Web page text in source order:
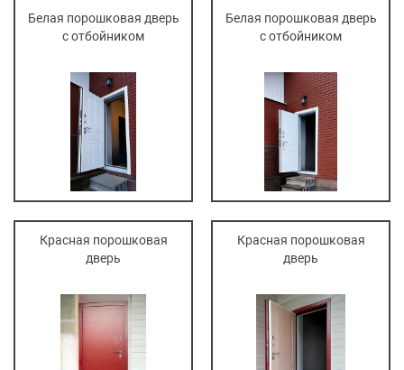
Белая порошковая дверь
с отбойником
Белая порошковая дверь
с отбойником
Красная порошковая
дверь
Красная порошковая
дверь